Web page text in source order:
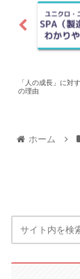
「人の成長」に対
の理由
ホーム